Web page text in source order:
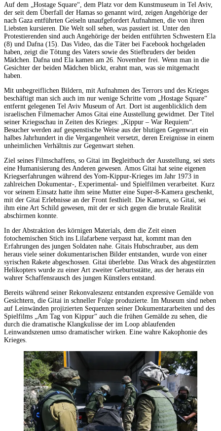
Auf dem „Hostage Square“, dem Platz vor dem Kunstmuseum in Tel Aviv,
der seit dem Überfall der Hamas so genannt wird, zeigen Angehörige der
nach Gaza entführten Geiseln unaufgefordert Aufnahmen, die von ihren
Liebsten kursieren. Die Welt soll sehen, was passiert ist. Unter den
Protestierenden sind auch Angehörige der beiden entführten Schwestern Ela
(8) und Dafna (15). Das Video, das die Täter bei Facebook hochgeladen
haben, zeigt die Tötung des Vaters sowie des Stiefbruders der beiden
Mädchen. Dafna und Ela kamen am 26. November frei. Wenn man in die
Gesichter der beiden Mädchen blickt, erahnt man, was sie mitgemacht
haben.
Mit unbegreiflichen Bildern, mit Aufnahmen des Terrors und des Krieges
beschäftigt man sich auch im nur wenige Schritte vom „Hostage Square“
entfernt gelegenen Tel Aviv Museum of Art. Dort ist augenblicklich dem
israelischen Filmemacher Amos Gitai eine Ausstellung gewidmet. Der Titel
seiner Kriegsschau in Zeiten des Krieges: „Kippur – War Requiem“.
Besucher werden auf gespenstische Weise aus der blutigen Gegenwart ein
halbes Jahrhundert in die Vergangenheit versetzt, deren Ereignisse in einem
unheimlichen Verhältnis zur Gegenwart stehen.
Ziel seines Filmschaffens, so Gitai im Begleitbuch der Ausstellung, sei stets
eine Humanisierung des Anderen gewesen. Amos Gitai hat seine eigenen
Kriegserfahrungen während des Yom-Kippur-Krieges im Jahr 1973 in
zahlreichen Dokumentar-, Experimental- und Spielfilmen verarbeitet. Kurz
vor seinem Einsatz hatte ihm seine Mutter eine Super-8-Kamera geschenkt,
mit der Gitai Erlebnisse an der Front festhielt. Die Kamera, so Gitai, sei
ihm eine Art Schild gewesen, mit der er sich gegen die brutale Realität
abschirmen konnte.
In der Abstraktion des körnigen Materials, dem die Zeit einen
fotochemischen Stich ins Lilafarbene verpasst hat, kommt man den
Erfahrungen des jungen Soldaten nahe. Gitais Hubschrauber, aus dem
heraus viele seiner dokumentarischen Bilder entstanden, wurde von einer
syrischen Rakete abgeschossen. Gitai überlebte. Das Wrack des abgestürzten
Helikopters wurde zu einer Art zweiter Geburtsstätte, aus der heraus ein
wahrer Schaffensrausch des jungen Künstlers entstand.
Bereits während seiner Rekonvaleszenz entstanden expressive Gemälde von
Gesichtern, die Gitai in schneller Folge produzierte. Im Museum sind neben
auf Leinwänden projizierten Sequenzen seiner Dokumentararbeiten und des
Spielfilms „Am Tag von Kippur“ auch die frühen Gemälde zu sehen, die
durch die dramatische Klangkulisse der im Loop ablaufenden
Leinwandszenen umso dramatischer wirken. Eine wahre Kakophonie des
Krieges.